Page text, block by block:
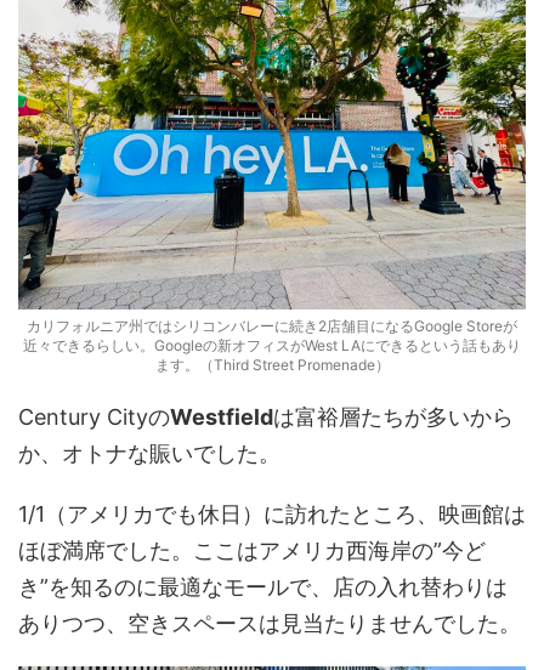
カリフォルニア州ではシリコンバレーに続き2店舗目になるGoogle Storeが
近々できるらしい。Googleの新オフィスがWest LAにできるという話もあり
ます。（Third Street Promenade）
Century CityのWestfieldは富裕層たちが多いから
か、オトナな賑いでした。
1/1（アメリカでも休日）に訪れたところ、映画館は
ほぼ満席でした。ここはアメリカ西海岸の”今ど
き”を知るのに最適なモールで、店の入れ替わりは
ありつつ、空きスペースは見当たりませんでした。